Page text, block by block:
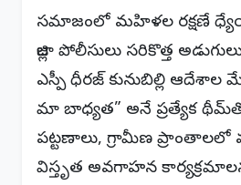
సమాజంలో మహిళల రక్షణే
జిల్లా పోలీసులు సరికొత్త అడుగులు
ఎస్పీ ధీరజ్ కునుబిల్లి ఆదేశాల
మా బాధ్యత” అనే ప్రత్యేక థీమ్‌తో
పట్టణాలు, గ్రామీణ
విస్తృత అవగాహన